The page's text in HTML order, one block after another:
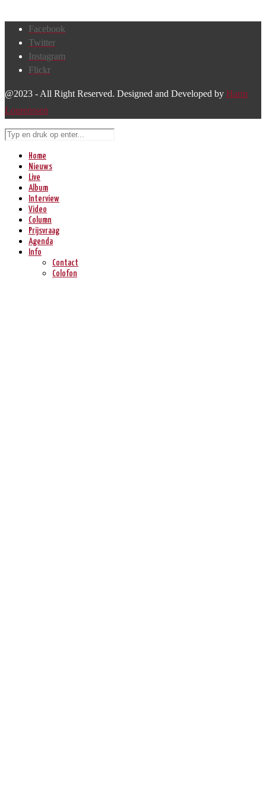
Facebook
Twitter
Instagram
Flickr
@2023 - All Right Reserved. Designed and Developed by Harm
Lourenssen
Home
Nieuws
Live
Album
Interview
Video
Column
Prijsvraag
Agenda
Info
Contact
Colofon